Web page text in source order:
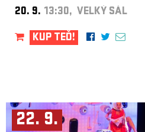
20. 9. 13:30, VELKÝ SÁL
KUP TEĎ!
22. 9.